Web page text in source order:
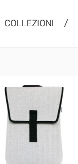
COLLEZIONI /